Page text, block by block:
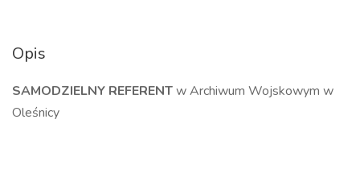
Opis
SAMODZIELNY REFERENTw Archiwum Wojskowym w
Oleśnicy